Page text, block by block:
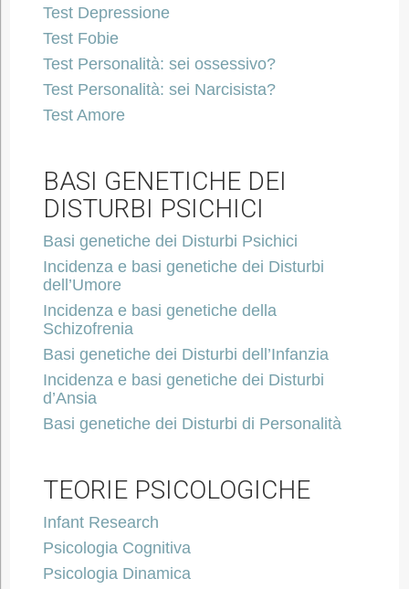
Test Depressione
Test Fobie
Test Personalità: sei ossessivo?
Test Personalità: sei Narcisista?
Test Amore
BASI GENETICHE DEI
DISTURBI PSICHICI
Basi genetiche dei Disturbi Psichici
Incidenza e basi genetiche dei Disturbi
dell’Umore
Incidenza e basi genetiche della
Schizofrenia
Basi genetiche dei Disturbi dell’Infanzia
Incidenza e basi genetiche dei Disturbi
d’Ansia
Basi genetiche dei Disturbi di Personalità
TEORIE PSICOLOGICHE
Infant Research
Psicologia Cognitiva
Psicologia Dinamica